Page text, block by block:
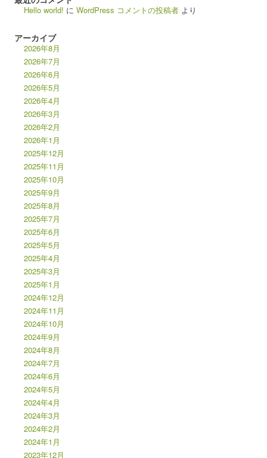
Hello world! に WordPress コメントの投稿者 より
アーカイブ
2026年8月
2026年7月
2026年6月
2026年5月
2026年4月
2026年3月
2026年2月
2026年1月
2025年12月
2025年11月
2025年10月
2025年9月
2025年8月
2025年7月
2025年6月
2025年5月
2025年4月
2025年3月
2025年1月
2024年12月
2024年11月
2024年10月
2024年9月
2024年8月
2024年7月
2024年6月
2024年5月
2024年4月
2024年3月
2024年2月
2024年1月
2023年12月